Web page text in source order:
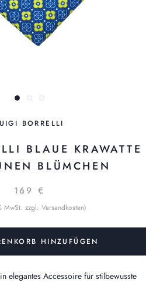
BORRELLI
BLAUE KRAWATTE
BLÜMCHEN
169 €
MwSt. zzgl. Versandkosten)
HINZUFÜGEN
elegantes Accessoire für stilbewusste